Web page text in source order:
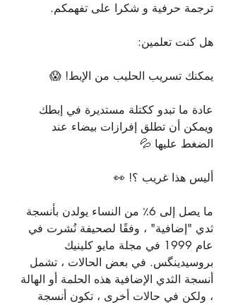
ترجمة حرفية و شكرا على تفهمكم.
هل كنت تعلمين:
يمكنك تسريب الحليب من الإبط! 😱
عادة ما تبدو ككتلة مستديرة في إبطك
ويمكن أن تطلق إفرازات بيضاء عند
الضغط عليها 💦
أليس هذا غريب ؟! 👀
ما يصل إلى 6٪ من النساء يولدن بأنسجة
ثدي "إضافية" ، وفقًا لصحيفة نُشرت في
عام 1999 في مجلة مايو كلينيك
بروسيدينگس. في بعض الحالات ، تشمل
أنسجة الثدي الإضافية هذه الحلمة أو الهالة
، ولكن في حالات أخرى ، تكون أنسجة